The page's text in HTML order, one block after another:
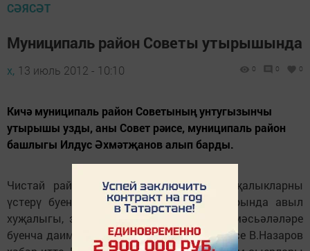
СӘЯСӘТ
Муниципаль район Советы утырышында
х, 13 июль 2012 - 10:10 0 0 0
Кичә муниципаль район Советының унтугызынчы
утырышы узды, аны Совет рәисе, муниципаль район
башлыгы Илдус Әхмәтҗанов алып барды.
Чистай районында шәхси ярдәмчел хуҗалыкларны
үстерү буенча кичектергесез чаралар турында авыл
хуҗалыгы, экология, табигый ресурслар мәсьәләләре
буенча даими депутатлар комиссиясе рәисе В.Назаров